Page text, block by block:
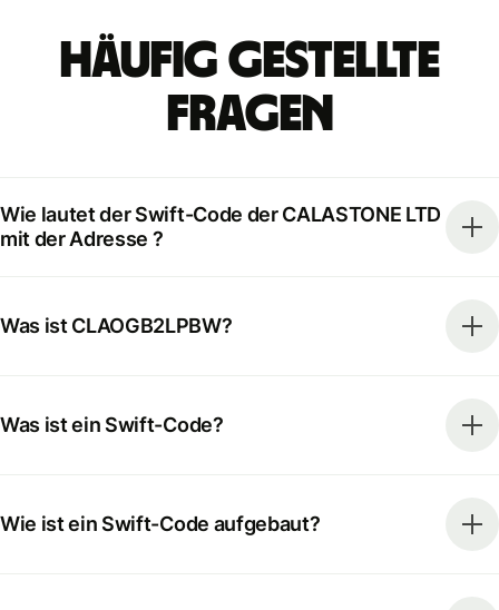
Häufig gestellte
Fragen
Wie lautet der Swift-Code der CALASTONE LTD
mit der Adresse ?
Was ist CLAOGB2LPBW?
Was ist ein Swift-Code?
Wie ist ein Swift-Code aufgebaut?